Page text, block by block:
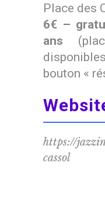
Place des
6€ –
ans
bouton «
https://
cassol